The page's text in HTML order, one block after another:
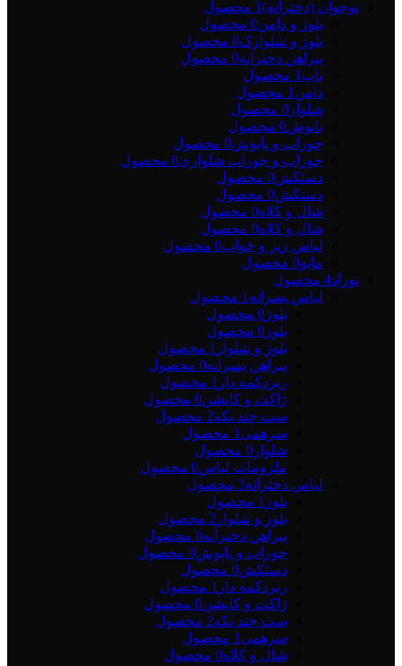
نوجوان (دخترانه)1 محصول
بلوز و دامن0 محصول
بلوز و شلوارک0 محصول
پیراهن دخترانه0 محصول
تاپ 1 محصول
دامن 1 محصول
شلوار 0 محصول
پاپوش0 محصول
جوراب و پاپوش0 محصول
جوراب و جوراب شلواری0 محصول
دستکش0 محصول
دستکش0 محصول
شال و کلاه0 محصول
شال و کلاه0 محصول
لباس زیر و خواب0 محصول
مایو0 محصول
نوزاد4 محصول
لباس پسرانه 1 محصول
بلوز 0 محصول
بلوز 0 محصول
بلوز و شلوار 1 محصول
پیراهن پسرانه0 محصول
زیردکمه دار 1 محصول
ژاکت و کاپشن0 محصول
ست چند تکه2 محصول
سرهمی 1 محصول
شلوار 0 محصول
ملزومات لباس0 محصول
لباس دخترانه3 محصول
بلوز 1 محصول
بلوز و شلوار 2 محصول
پیراهن دخترانه0 محصول
جوراب و پاپوش0 محصول
دستکش0 محصول
زیردکمه دار 1 محصول
ژاکت و کاپشن0 محصول
ست چند تکه2 محصول
سرهمی 1 محصول
شال و کلاه0 محصول